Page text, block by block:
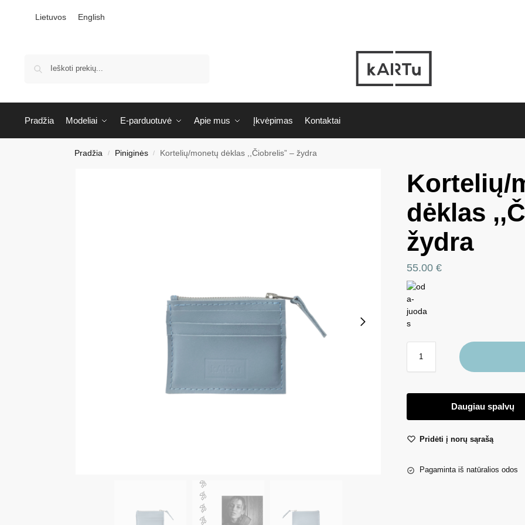
Lietuvos English
Pradžia Modeliai E-parduotuvė Apie mus Įkvėpimas Kontaktai
Pradžia / Piniginės / Kortelių/monetų dėklas ,,Čiobrelis” – žydra
Kortelių/
dėklas
žydra
55.00 €
Daugiau spalvų
Pridėti į norų sąrašą
Pagaminta iš natūralios odos